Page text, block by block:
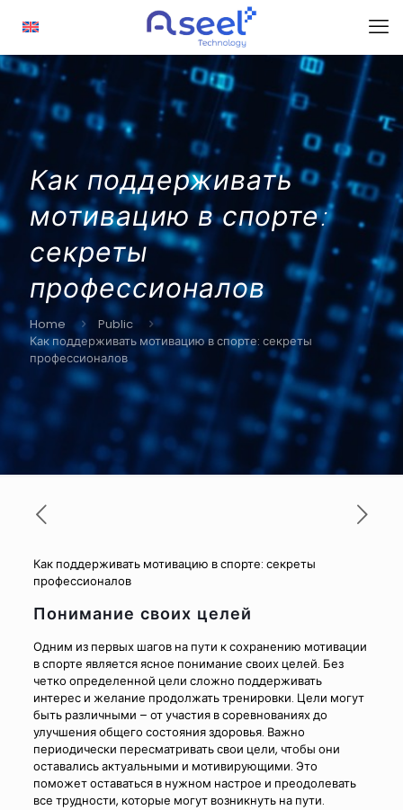
Как поддерживать
мотивацию в спорте:
секреты
профессионалов
Home
Public
Как поддерживать мотивацию в спорте: секреты
профессионалов
Как поддерживать мотивацию в спорте: секреты
профессионалов
Понимание своих целей
Одним из первых шагов на пути к сохранению мотивации
в спорте является ясное понимание своих целей. Без
четко определенной цели сложно поддерживать
интерес и желание продолжать тренировки. Цели могут
быть различными – от участия в соревнованиях до
улучшения общего состояния здоровья. Важно
периодически пересматривать свои цели, чтобы они
оставались актуальными и мотивирующими. Это
поможет оставаться в нужном настрое и преодолевать
все трудности, которые могут возникнуть на пути.